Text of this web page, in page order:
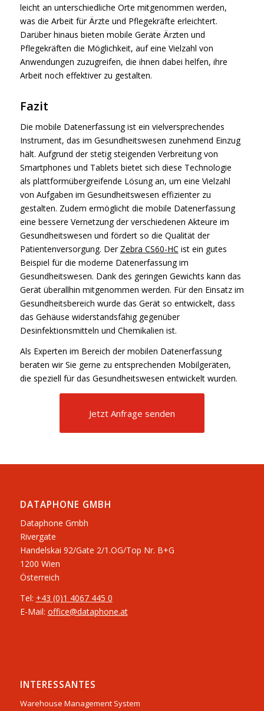
leicht an unterschiedliche Orte mitgenommen werden,
was die Arbeit für Ärzte und Pflegekräfte erleichtert.
Darüber hinaus bieten mobile Geräte Ärzten und
Pflegekräften die Möglichkeit, auf eine Vielzahl von
Anwendungen zuzugreifen, die ihnen dabei helfen, ihre
Arbeit noch effektiver zu gestalten.
Fazit
Die mobile Datenerfassung ist ein vielversprechendes
Instrument, das im Gesundheitswesen zunehmend Einzug
hält. Aufgrund der stetig steigenden Verbreitung von
Smartphones und Tablets bietet sich diese Technologie
als plattformübergreifende Lösung an, um eine Vielzahl
von Aufgaben im Gesundheitswesen effizienter zu
gestalten. Zudem ermöglicht die mobile Datenerfassung
eine bessere Vernetzung der verschiedenen Akteure im
Gesundheitswesen und fördert so die Qualität der
Patientenversorgung. Der Zebra CS60-HC ist ein gutes
Beispiel für die moderne Datenerfassung im
Gesundheitswesen. Dank des geringen Gewichts kann das
Gerät überallhin mitgenommen werden. Für den Einsatz im
Gesundheitsbereich wurde das Gerät so entwickelt, dass
das Gehäuse widerstandsfähig gegenüber
Desinfektionsmitteln und Chemikalien ist.
Als Experten im Bereich der mobilen Datenerfassung
beraten wir Sie gerne zu entsprechenden Mobilgeräten,
die speziell für das Gesundheitswesen entwickelt wurden.
Jetzt Anfrage senden
DATAPHONE GMBH
Dataphone Gmbh
Rivergate
​Handelskai 92/Gate 2/1.OG/Top Nr. B+G
1200 Wien
Österreich
Tel: +43 (0)1 4067 445 0
E-Mail: office@dataphone.at
INTERESSANTES
Warehouse Management System